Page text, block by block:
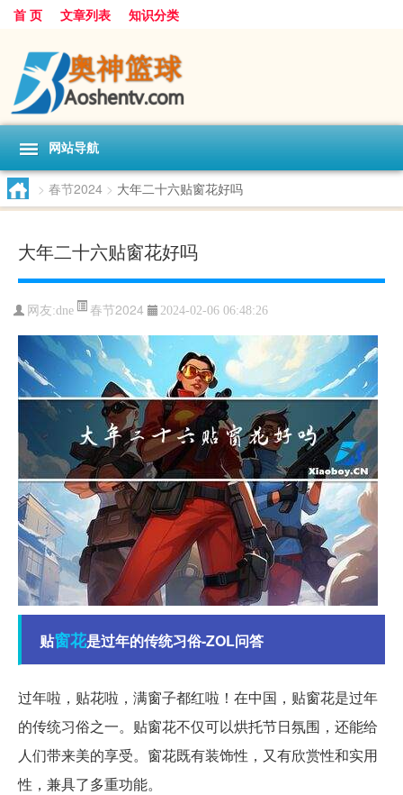
首 页 文章列表 知识分类
网站导航
> 春节2024 > 大年二十六贴窗花好吗
大年二十六贴窗花好吗
网友:dne 春节2024 2024-02-06 06:48:26
贴窗花是过年的传统习俗-ZOL问答
过年啦，贴花啦，满窗子都红啦！在中国，贴窗花是过年
的传统习俗之一。贴窗花不仅可以烘托节日氛围，还能给
人们带来美的享受。窗花既有装饰性，又有欣赏性和实用
性，兼具了多重功能。